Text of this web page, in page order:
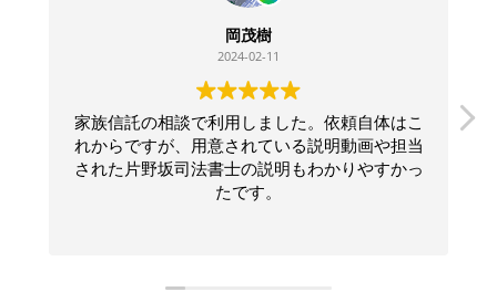
岡茂樹
2024-02-11
家族信託の相談で利用しました。依頼自体はこ
れからですが、用意されている説明動画や担当
された片野坂司法書士の説明もわかりやすかっ
たです。